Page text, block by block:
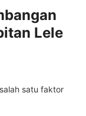
Lele
satu faktor